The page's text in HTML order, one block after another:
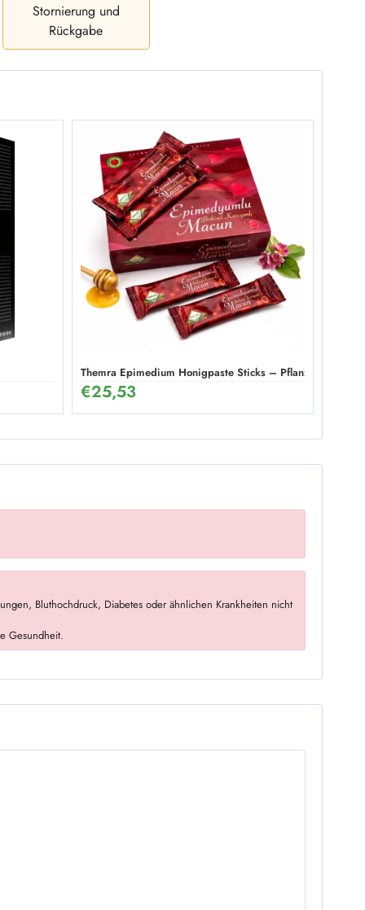
Stornierung und
Rückgabe
Themra Epimedium Honigpaste Sticks – Pflanzliche
€25,53
Bluthochdruck, Diabetes oder ähnlichen Krankheiten nicht
Gesundheit.